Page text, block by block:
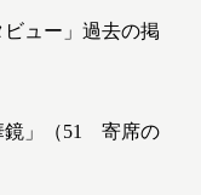
ュー」過去の掲
鏡」（51 寄席の